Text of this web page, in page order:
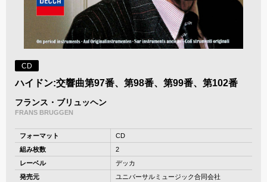
CD
ハイドン:交響曲第97番、第98番、第99番、第102番
フランス・ブリュッヘン
FRANS BRUGGEN
フォーマット
CD
組み枚数
2
レーベル
デッカ
発売元
ユニバーサルミュージック合同会社